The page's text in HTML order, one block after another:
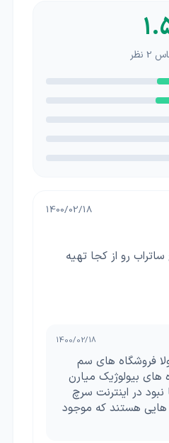
2 نظر
1400/02/18
رو از کجا تهیه
1400/02/18
فروشگاه های سم
های بیولوژیک میارن
در اینترنت سرچ
هستند که موجود